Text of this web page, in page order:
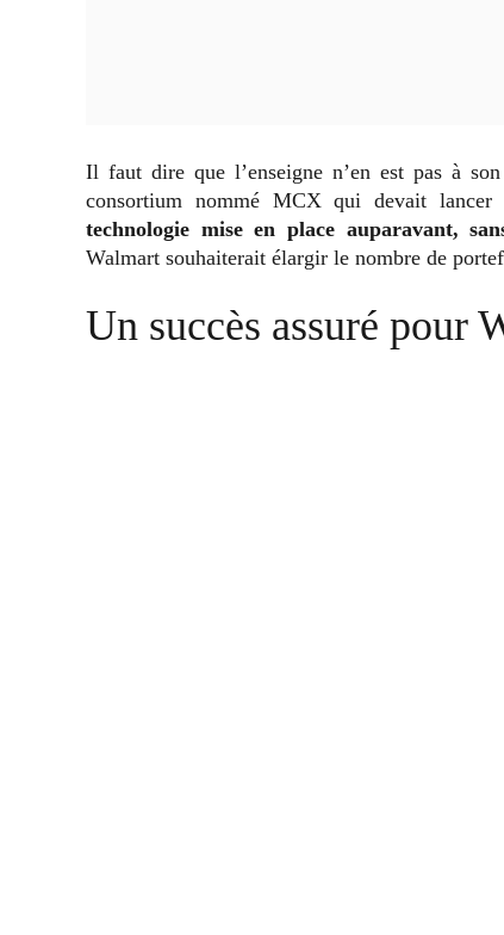
Il faut dire que l’enseigne n’en est pas à
consortium nommé MCX qui devait lancer
technologie mise en place auparavant,
Walmart souhaiterait élargir le nombre de
Un succès assuré pour